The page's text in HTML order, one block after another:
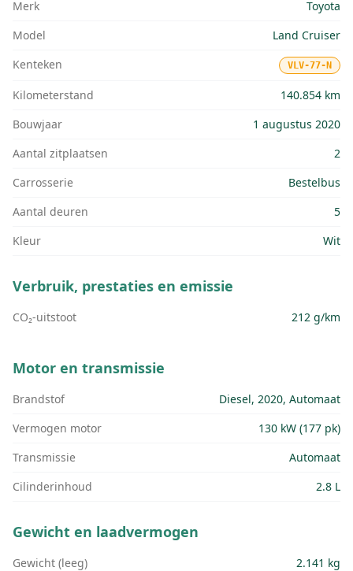
Merk
Toyota
Model
Land Cruiser
Kenteken
VLV-77-N
Kilometerstand
140.854 km
Bouwjaar
1 augustus 2020
Aantal zitplaatsen
2
Carrosserie
Bestelbus
Aantal deuren
5
Kleur
Wit
Verbruik, prestaties en emissie
CO₂-uitstoot 212 g/km
Motor en transmissie
Brandstof
Diesel, 2020, Automaat
Vermogen motor
130 kW (177 pk)
Transmissie
Automaat
Cilinderinhoud
2.8 L
Gewicht en laadvermogen
Gewicht (leeg) 2.141 kg